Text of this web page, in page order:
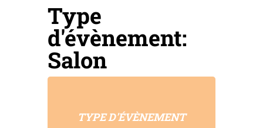
Type
d'évènement:
Salon
TYPE D'ÉVÈNEMENT